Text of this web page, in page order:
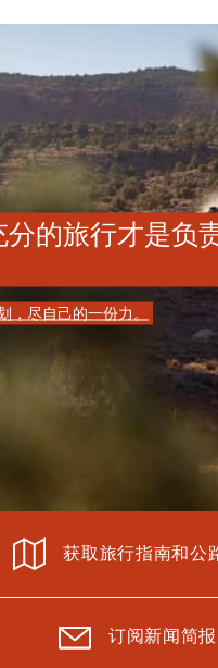
分的旅行才是负
，尽自己的一份力。
获取旅行指南和公
订阅新闻简报